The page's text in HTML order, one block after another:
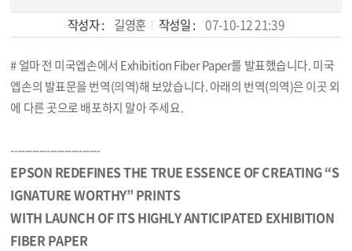
작성자 : 길영훈 작성일 : 07-10-12 21:39
본문
# 얼마 전 미국엡손에서 Exhibition Fiber Paper를 발표했습니다. 미국
엡손의 발표문을 번역(의역)해 보았습니다. 아래의 번역(의역)은 이곳 외
에 다른 곳으로 배포하지 말아 주세요.
-------------------------
EPSON REDEFINES THE TRUE ESSENCE OF CREATING “S
IGNATURE WORTHY” PRINTS
WITH LAUNCH OF ITS HIGHLY ANTICIPATED EXHIBITION
FIBER PAPER